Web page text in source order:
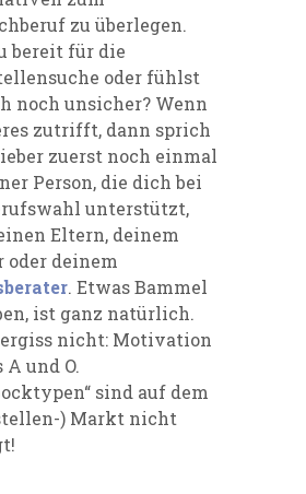
zu überlegen.
bereit für die
oder fühlst
noch unsicher? Wenn
zutrifft, dann sprich
zuerst noch einmal
Person, die dich bei
unterstützt,
Eltern, deinem
oder deinem
. Etwas Bammel
ist ganz natürlich.
nicht: Motivation
A und O.
sind auf dem
) Markt nicht